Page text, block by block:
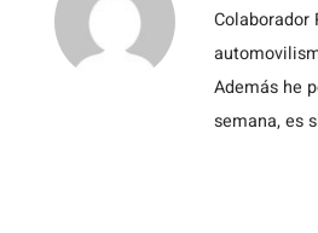
Colaborador
Además he
semana, es